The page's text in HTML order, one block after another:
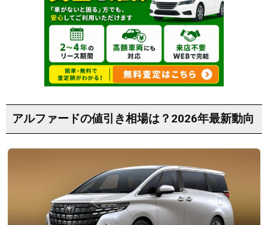
アルファードの値引き相場は？2026年最新動向